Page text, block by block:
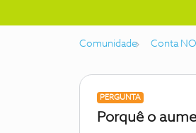
Comunidade Conta
PERGUNTA
Porquê o